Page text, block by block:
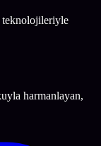
teknolojileriyle
harmanlayan,